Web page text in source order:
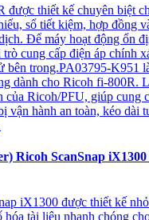
được thiết kế chuyên biệt
sổ tiết kiệm, hợp đồng
Để máy hoạt động ổn
cung cấp điện áp chính
bên trong.PA03795-K951
dành cho Ricoh fi-800R.
của Ricoh/PFU, giúp cung
vận hành an toàn, kéo dài
Ricoh ScanSnap
iX1300 được thiết kế
hóa tài liệu nhanh chóng